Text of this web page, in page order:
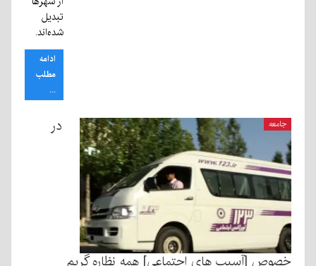
تبدیل
شده‌اند.
ادامه
مطلب
...
جامعه در
خصوص [آسيب هاى اجتماعى] همه نظاره گريم